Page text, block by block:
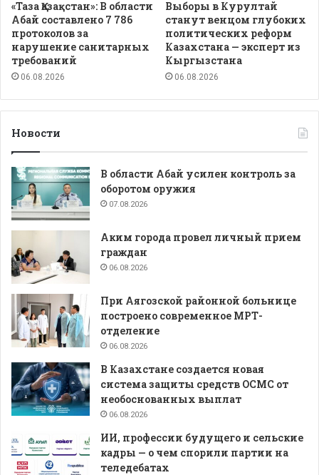
«Таза Қазақстан»: В области
Абай составлено 7 786
протоколов за
нарушение санитарных
требований
06.08.2026
Выборы в Курултай
станут венцом глубоких
политических реформ
Казахстана — эксперт из
Кыргызстана
06.08.2026
Новости
В области Абай усилен контроль за
оборотом оружия
07.08.2026
Аким города провел личный прием
граждан
06.08.2026
При Аягозской районной больнице
построено современное МРТ-
отделение
06.08.2026
В Казахстане создается новая
система защиты средств ОСМС от
необоснованных выплат
06.08.2026
ИИ, профессии будущего и сельские
кадры — о чем спорили партии на
теледебатах